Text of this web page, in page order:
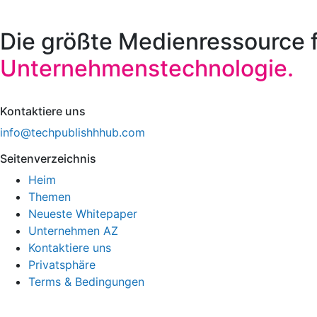
Die größte Medienressource
Unternehmenstechnologie.
Kontaktiere uns
info@techpublishhhub.com
Seitenverzeichnis
Heim
Themen
Neueste Whitepaper
Unternehmen AZ
Kontaktiere uns
Privatsphäre
Terms & Bedingungen